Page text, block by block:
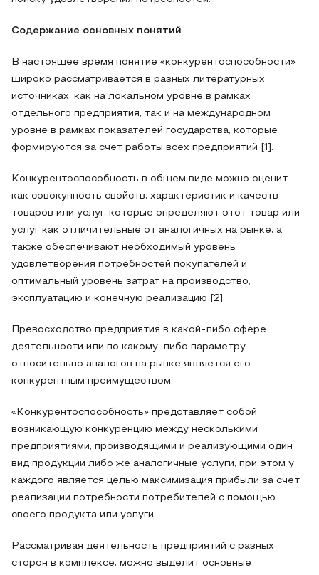
Содержание основных понятий
В настоящее время понятие «конкурентоспособности»
широко рассматривается в разных литературных
источниках, как на локальном уровне в рамках
отдельного предприятия, так и на международном
уровне в рамках показателей государства, которые
формируются за счет работы всех предприятий [1].
Конкурентоспособность в общем виде можно оценит
как совокупность свойств, характеристик и качеств
товаров или услуг, которые определяют этот товар или
услуг как отличительные от аналогичных на рынке, а
также обеспечивают необходимый уровень
удовлетворения потребностей покупателей и
оптимальный уровень затрат на производство,
эксплуатацию и конечную реализацию [2].
Превосходство предприятия в какой-либо сфере
деятельности или по какому-либо параметру
относительно аналогов на рынке является его
конкурентным преимуществом.
«Конкурентоспособность» представляет собой
возникающую конкуренцию между несколькими
предприятиями, производящими и реализующими один
вид продукции либо же аналогичные услуги, при этом у
каждого является целью максимизация прибыли за счет
реализации потребности потребителей с помощью
своего продукта или услуги.
Рассматривая деятельность предприятий с разных
сторон в комплексе, можно выделит основные